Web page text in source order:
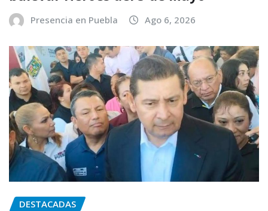
Presencia en Puebla Ago 6, 2026
DESTACADAS